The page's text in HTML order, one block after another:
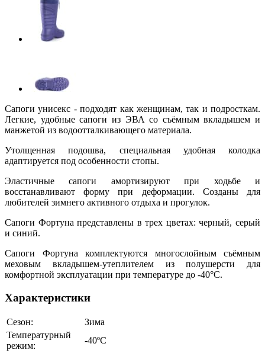
Сапоги унисекс - подходят как женщинам, так и подросткам.
Легкие, удобные сапоги из ЭВА со съёмным вкладышем и
манжетой из водоотталкивающего материала.
Утолщенная подошва, специальная удобная колодка
адаптируется под особенности стопы.
Эластичные сапоги амортизируют при ходьбе и
восстанавливают форму при деформации. Созданы для
любителей зимнего активного отдыха и прогулок.
Сапоги Фортуна представлены в трех цветах: черный, серый
и синий.
Сапоги Фортуна комплектуются многослойным съёмным
меховым вкладышем-утеплителем из полушерсти для
комфортной эксплуатации при температуре до -40°С.
Характеристики
Сезон:
Зима
Температурный
режим:
-40ºС